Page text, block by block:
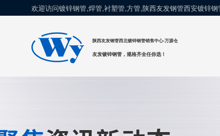
欢迎访问镀锌钢管,焊管,衬塑管,方管,陕西友发钢管西安镀锌
陕西友发钢管西北镀锌钢管销售中心-万源仓
友发镀锌钢管，规格齐全任你选！